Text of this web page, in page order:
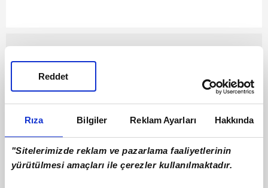
Rıza Bilgiler Reklam Ayarları Hakkında
"Sitelerimizde reklam ve pazarlama faaliyetlerinin
yürütülmesi amaçları ile çerezler kullanılmaktadır.
Reddet